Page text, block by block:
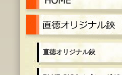
直徳オリジナル鋏